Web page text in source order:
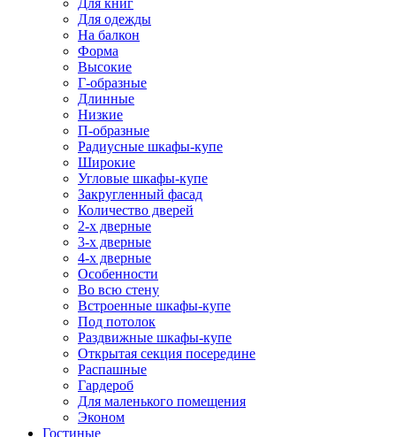
Для книг
Для одежды
На балкон
Форма
Высокие
Г-образные
Длинные
Низкие
П-образные
Радиусные шкафы-купе
Широкие
Угловые шкафы-купе
Закругленный фасад
Количество дверей
2-х дверные
3-х дверные
4-х дверные
Особенности
Во всю стену
Встроенные шкафы-купе
Под потолок
Раздвижные шкафы-купе
Открытая секция посередине
Распашные
Гардероб
Для маленького помещения
Эконом
Гостиные